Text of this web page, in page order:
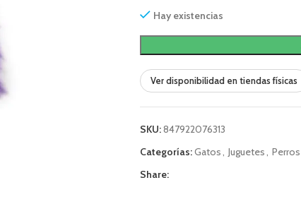
Hay existencias
Ver disponibilidad en tiendas físicas
SKU:847922076313
Categorías:Gatos, Juguetes, Perros
Share: